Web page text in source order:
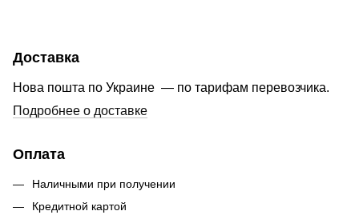
Доставка
Нова пошта по Украине — по тарифам перевозчика.
Подробнее о доставке
Оплата
Наличными при получении
Кредитной картой